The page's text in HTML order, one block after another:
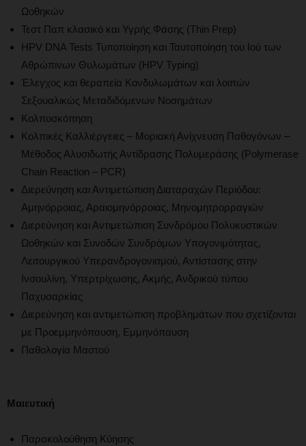
Ωοθηκών
Τεστ Παπ κλασικό και Υγρής Φάσης (Thin Prep)
HPV DNA Tests Τυποποίηση και Ταυτοποίηση του Ιού των
Αθρώπινων Θυλωμάτων (HPV Typing)
Έλεγχος και θεραπεία Κονδυλωμάτων και λοιπών
Σεξουαλικώς Μεταδιδόμενων Νοσημάτων
Κολποσκόπηση
Κολπικές Καλλιέργειες – Μοριακή Ανίχνευση Παθογόνων –
Μέθοδος Αλυσιδωτής Αντίδρασης Πολυμεράσης (Polymerase
Chain Reaction – PCR)
Διερεύνηση και Αντιμετώπιση Διαταραχών Περιόδου:
Αμηνόρροιας, Αραιομηνόρροιας, Μηνομητρορραγιών
Διερεύνηση και Αντιμετώπιση Συνδρόμου Πολυκυστικών
Ωοθηκών και Συνοδών Συνδρόμων Υπογονιμότητας,
Λειτουργικού Υπερανδρογονισμού, Αντίστασης στην
Ινσουλίνη, Υπερτρίχωσης, Ακμής, Ανδρικού τύπου
Παχυσαρκίας
Διερεύνηση και αντιμετώπιση προβλημάτων που σχετίζονται
με Προεμμηνόπαυση, Εμμηνόπαυση
Παθολογία Μαστού
Μαιευτική
Παρακολούθηση Κύησης